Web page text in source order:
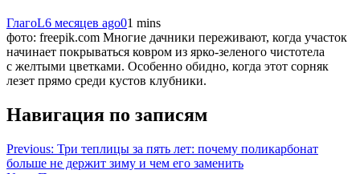
ГлагоL6 месяцев ago01 mins
фото: freepik.com Многие дачники переживают, когда участок
начинает покрываться ковром из ярко-зеленого чистотела
с желтыми цветками. Особенно обидно, когда этот сорняк
лезет прямо среди кустов клубники.
Навигация по записям
Previous: Три теплицы за пять лет: почему поликарбонат
больше не держит зиму и чем его заменить